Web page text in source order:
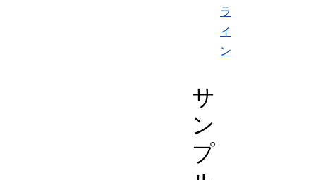
ラ
イ
ン
サ
ン
プ